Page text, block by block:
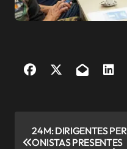
a
24M: DIRIGENTES PER
ONISTAS PRESENTES